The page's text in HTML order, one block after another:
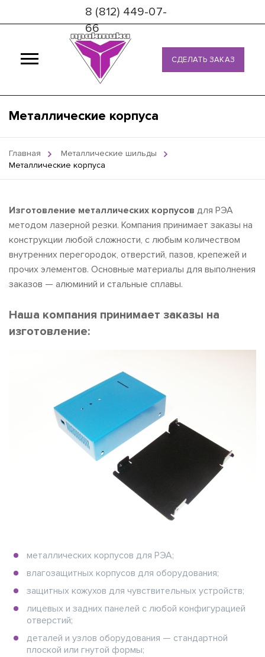
8 (812) 449-07-
66
СДЕЛАТЬ ЗАКАЗ
Металлические корпуса
Главная
Металлические шильды
Металлические корпуса
Изготовление металлических корпусов для РЭА
методом лазерной резки. Компания принимает заказы на
конструкции любой сложности, с любым количеством
внутренних перегородок, отверстий, пазов, крепежей и
прочих элементов. Основные материалы для выполнения
заказов — алюминий и стальные сплавы.
Наша компания принимает заказы на
изготовление:
металлических корпусов для РЭА;
влагозащитных корпусов для оборудования;
защитных кожухов для чувствительных устройств;
лицевых и задних панелей с любой конфигурацией
отверстий;
деталей и узлов оборудования — стандартной
плоской или гнутой формы;